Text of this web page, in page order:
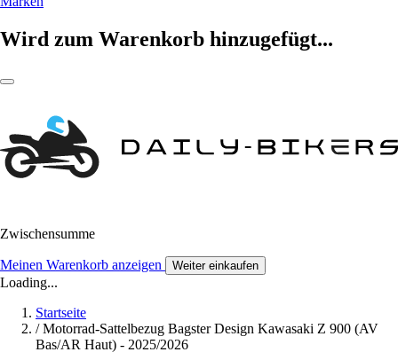
Wird zum Warenkorb hinzugefügt...
Zwischensumme
Meinen Warenkorb anzeigen Weiter einkaufen
Loading...
Startseite
/ Motorrad-Sattelbezug Bagster Design Kawasaki Z 900 (AV
Bas/AR Haut) - 2025/2026